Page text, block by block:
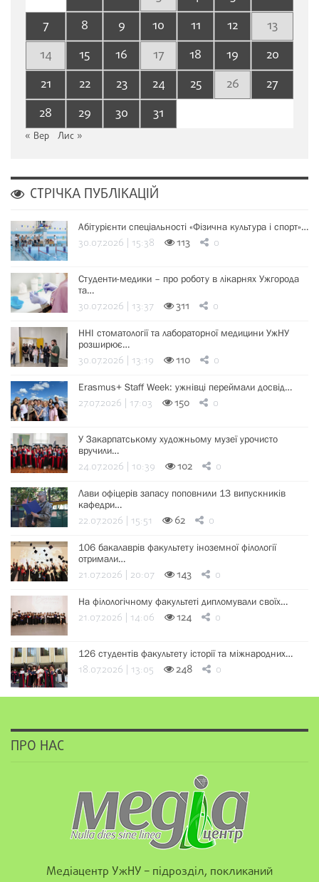
7
8 9 10 11 12
13
14
15 16 17 18 19
20
21
22 23 24 25 26
27
28
29 30 31
« Вер Лис »
СТРІЧКА ПУБЛІКАЦІЙ
Абітурієнти спеціальності «Фізична культура і спорт»…
30.07.2026 | 15:38 113 0
Студенти-медики – про роботу в лікарнях Ужгорода
та…
30.07.2026 | 13:37 311 0
ННІ стоматології та лабораторної медицини УжНУ
розширює…
30.07.2026 | 13:19 110 0
Erasmus+ Staff Week: ужнівці переймали досвід…
27.07.2026 | 17:03 150 0
У Закарпатському художньому музеї урочисто
вручили…
24.07.2026 | 10:39 102 0
Лави офіцерів запасу поповнили 13 випускників
кафедри…
22.07.2026 | 15:51 62 0
106 бакалаврів факультету іноземної філології
отримали…
21.07.2026 | 20:07 143 0
На філологічному факультеті дипломували своїх…
21.07.2026 | 14:06 124 0
126 студентів факультету історії та міжнародних…
18.07.2026 | 13:05 248 0
ПРО НАС
Медіацентр УжНУ – підрозділ, покликаний